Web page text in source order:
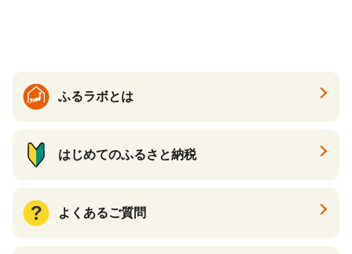
ふるラボとは
はじめてのふるさと納税
よくあるご質問